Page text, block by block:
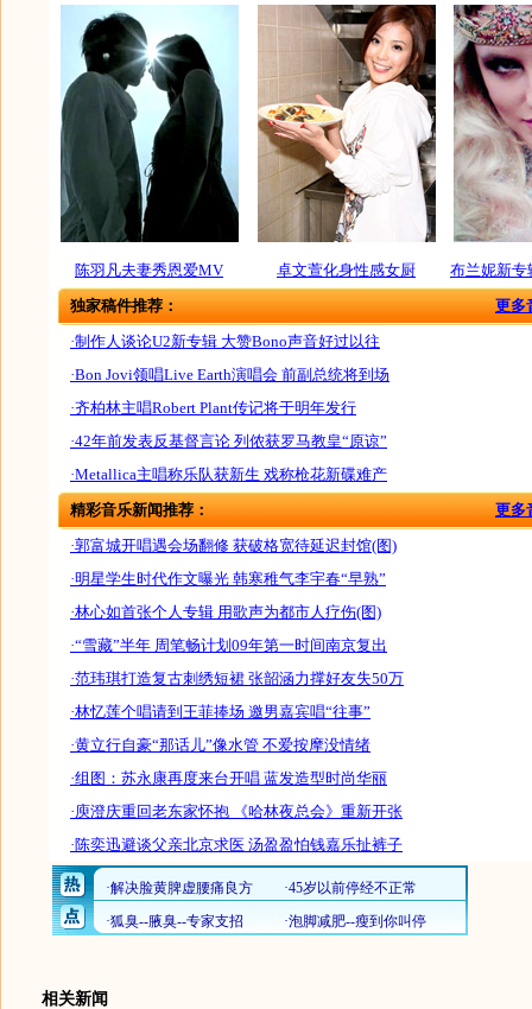
陈羽凡夫妻秀恩爱MV 卓文萱化身性感女厨
布兰妮新专
独家稿件推荐：
更多
·制作人谈论U2新专辑 大赞Bono声音好过以往
·Bon Jovi领唱Live Earth演唱会 前副总统将到场
·齐柏林主唱Robert Plant传记将于明年发行
·42年前发表反基督言论 列侬获罗马教皇“原谅”
·Metallica主唱称乐队获新生 戏称枪花新碟难产
精彩音乐新闻推荐：
更多
·郭富城开唱遇会场翻修 获破格宽待延迟封馆(图)
·明星学生时代作文曝光 韩寒稚气李宇春“早熟”
·林心如首张个人专辑 用歌声为都市人疗伤(图)
·“雪藏”半年 周笔畅计划09年第一时间南京复出
·范玮琪打造复古刺绣短裙 张韶涵力撑好友失50万
·林忆莲个唱请到王菲捧场 邀男嘉宾唱“往事”
·黄立行自豪“那话儿”像水管 不爱按摩没情绪
·组图：苏永康再度来台开唱 蓝发造型时尚华丽
·庾澄庆重回老东家怀抱 《哈林夜总会》重新开张
·陈奕迅避谈父亲北京求医 汤盈盈怕钱嘉乐扯裤子
相关新闻